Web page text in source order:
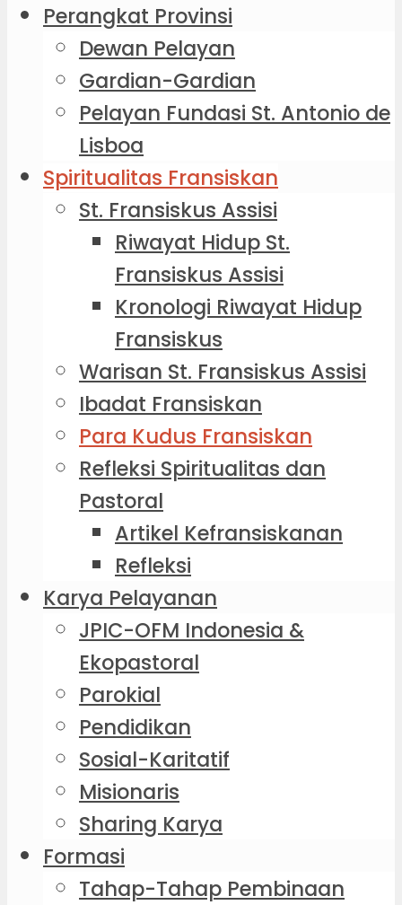
Perangkat Provinsi
Dewan Pelayan
Gardian-Gardian
Pelayan Fundasi St. Antonio de
Lisboa
Spiritualitas Fransiskan
St. Fransiskus Assisi
Riwayat Hidup St.
Fransiskus Assisi
Kronologi Riwayat Hidup
Fransiskus
Warisan St. Fransiskus Assisi
Ibadat Fransiskan
Para Kudus Fransiskan
Refleksi Spiritualitas dan
Pastoral
Artikel Kefransiskanan
Refleksi
Karya Pelayanan
JPIC-OFM Indonesia &
Ekopastoral
Parokial
Pendidikan
Sosial-Karitatif
Misionaris
Sharing Karya
Formasi
Tahap-Tahap Pembinaan